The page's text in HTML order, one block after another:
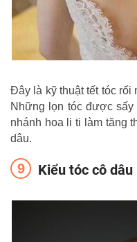
Đây là kỹ thuật tết tóc rối
Những lọn tóc được
nhánh hoa li ti làm tăng
dâu.
Kiểu tóc cô